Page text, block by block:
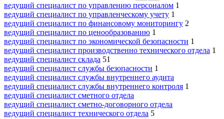
ведущий специалист по управлению персоналом 1
ведущий специалист по управленческому учету 1
ведущий специалист по финансовому мониторингу 2
ведущий специалист по ценообразованию 1
ведущий специалист по экономической безопасности 1
ведущий специалист производственно технического отдела 1
ведущий специалист склада 51
ведущий специалист службы безопасности 1
ведущий специалист службы внутреннего аудита
ведущий специалист службы внутреннего контроля 1
ведущий специалист сметного отдела
ведущий специалист сметно-договорного отдела
ведущий специалист технического отдела 5